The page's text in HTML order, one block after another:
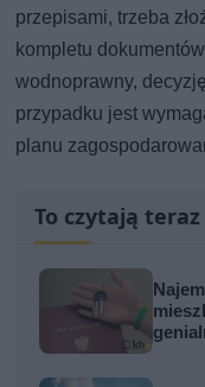
przepisami, trzeba
kompletu
wodnoprawny,
przypadku jest
planu
To czytają